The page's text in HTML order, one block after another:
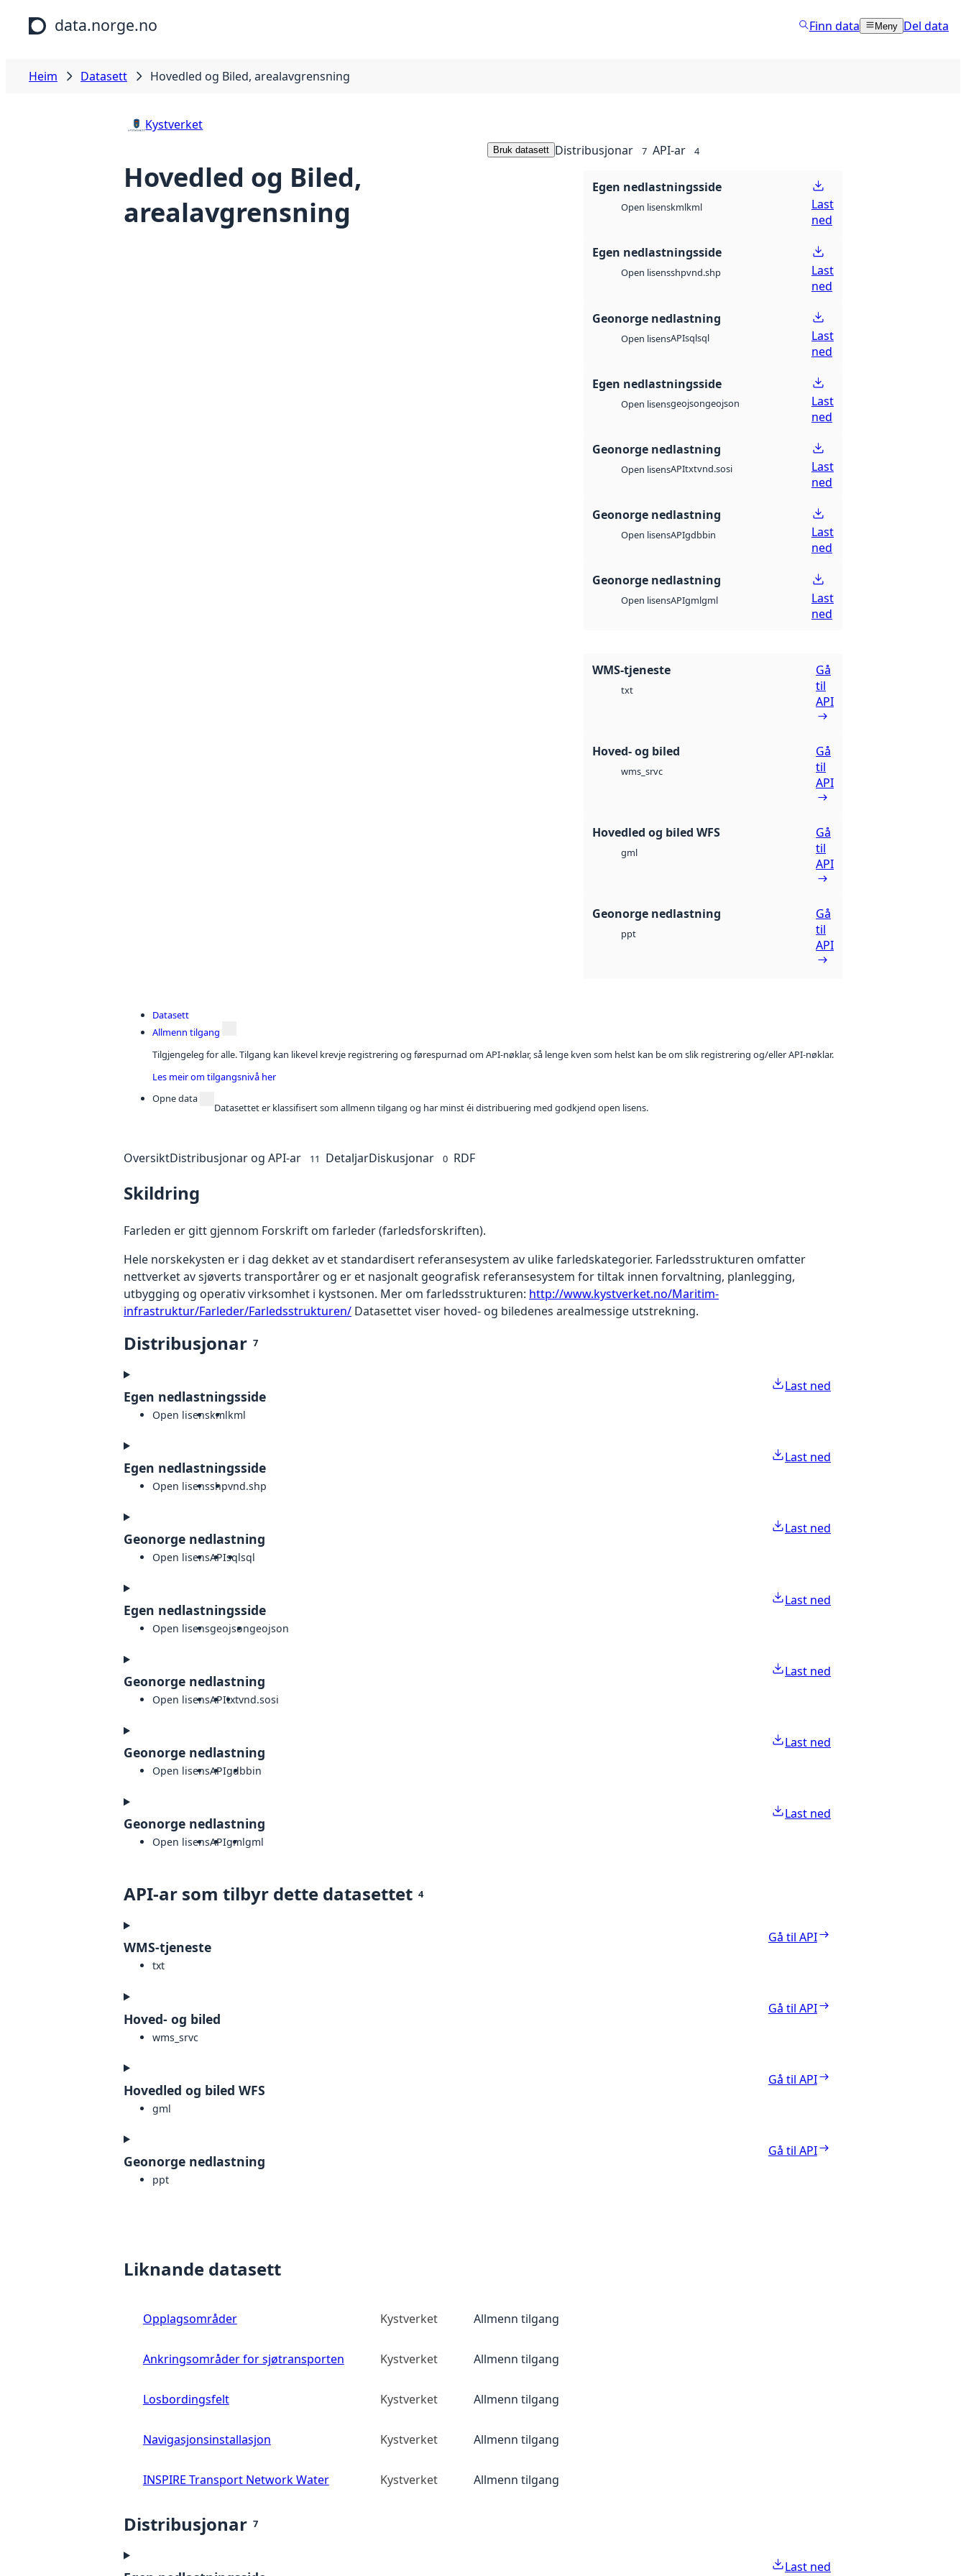
Hopp til hovudinnhald
data.norge.no Finn data Meny Del data
Heim Datasett Hovedled og Biled, arealavgrensning
Kystverket
Hovedled og Biled,
arealavgrensning
Bruk datasett Distribusjonar 7 API-ar 4
Egen nedlastningsside
Open lisenskmlkml
Last
ned
Egen nedlastningsside
Open lisensshpvnd.shp
Last
ned
Geonorge nedlastning
Open lisensAPIsqlsql
Last
ned
Egen nedlastningsside
Open lisensgeojsongeojson
Last
ned
Geonorge nedlastning
Open lisensAPItxtvnd.sosi
Last
ned
Geonorge nedlastning
Open lisensAPIgdbbin
Last
ned
Geonorge nedlastning
Open lisensAPIgmlgml
Last
ned
WMS-tjeneste
txt
Gå
til
API
Hoved- og biled
wms_srvc
Gå
til
API
Hovedled og biled WFS
gml
Gå
til
API
Geonorge nedlastning
ppt
Gå
til
API
Datasett
Allmenn tilgang
Tilgjengeleg for alle. Tilgang kan likevel krevje registrering og førespurnad om API-nøklar, så lenge kven som helst kan be om slik registrering og/eller API-nøklar.
Les meir om tilgangsnivå her
Opne data
Datasettet er klassifisert som allmenn tilgang og har minst éi distribuering med godkjend open lisens.
OversiktDistribusjonar og API-ar 11 DetaljarDiskusjonar 0 RDF
Skildring
Farleden er gitt gjennom Forskrift om farleder (farledsforskriften).
Hele norskekysten er i dag dekket av et standardisert referansesystem av ulike farledskategorier. Farledsstrukturen omfatter
nettverket av sjøverts transportårer og er et nasjonalt geografisk referansesystem for tiltak innen forvaltning, planlegging,
utbygging og operativ virksomhet i kystsonen. Mer om farledsstrukturen: http://www.kystverket.no/Maritim-
infrastruktur/Farleder/Farledsstrukturen/ Datasettet viser hoved- og biledenes arealmessige utstrekning.
Distribusjonar 7
Egen nedlastningsside
Open lisenskmlkml
Last ned
Egen nedlastningsside
Open lisensshpvnd.shp
Last ned
Geonorge nedlastning
Open lisensAPIsqlsql
Last ned
Egen nedlastningsside
Open lisensgeojsongeojson
Last ned
Geonorge nedlastning
Open lisensAPItxtvnd.sosi
Last ned
Geonorge nedlastning
Open lisensAPIgdbbin
Last ned
Geonorge nedlastning
Open lisensAPIgmlgml
Last ned
API-ar som tilbyr dette datasettet 4
WMS-tjeneste
txt
Gå til API
Hoved- og biled
wms_srvc
Gå til API
Hovedled og biled WFS
gml
Gå til API
Geonorge nedlastning
ppt
Gå til API
Liknande datasett
Opplagsområder Kystverket Allmenn tilgang
Ankringsområder for sjøtransporten Kystverket Allmenn tilgang
Losbordingsfelt Kystverket Allmenn tilgang
Navigasjonsinstallasjon Kystverket Allmenn tilgang
INSPIRE Transport Network Water Kystverket Allmenn tilgang
Distribusjonar 7
Last ned